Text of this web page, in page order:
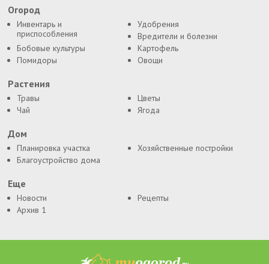
Огород
Инвентарь и
приспособления
Удобрения
Вредители и болезни
Бобовые культуры
Картофель
Помидоры
Овощи
Растения
Травы
Цветы
Чай
Ягода
Дом
Планировка участка
Хозяйственные постройки
Благоустройство дома
Еще
Новости
Рецепты
Архив 1